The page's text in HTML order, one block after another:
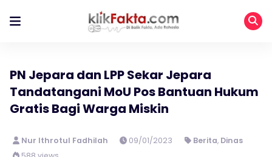
PN Jepara dan LPP Sekar Jepara
Tandatangani MoU Pos Bantuan Hukum
Gratis Bagi Warga Miskin
Nur Ithrotul Fadhilah 09/01/2023 Berita, Dinas